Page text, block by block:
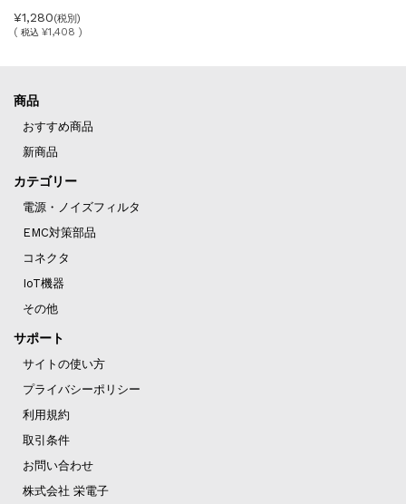
¥1,280(税別)
( 税込 ¥1,408 )
商品
おすすめ商品
新商品
カテゴリー
電源・ノイズフィルタ
EMC対策部品
コネクタ
IoT機器
その他
サポート
サイトの使い方
プライバシーポリシー
利用規約
取引条件
お問い合わせ
株式会社 栄電子